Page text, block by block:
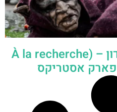
מופע: בעקבות השדון – (À la recherche